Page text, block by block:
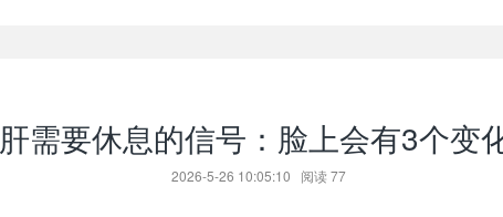
肝需要休息的信号：脸上会有3个变
2026-5-26 10:05:10 阅读77